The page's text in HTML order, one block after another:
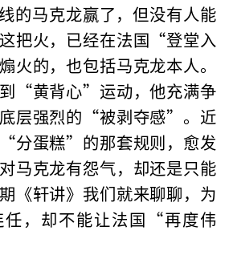
的马克龙赢了，但没有人能
把火，已经在法国“登堂入
火的，也包括马克龙本人。
“黄背心”运动，他充满争
层强烈的“被剥夺感”。近
分蛋糕”的那套规则，愈发
马克龙有怨气，却还是只能
《轩讲》我们就来聊聊，为
任，却不能让法国“再度伟